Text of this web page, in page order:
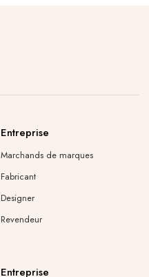
Entreprise
Marchands de marques
Fabricant
Designer
Revendeur
Entreprise